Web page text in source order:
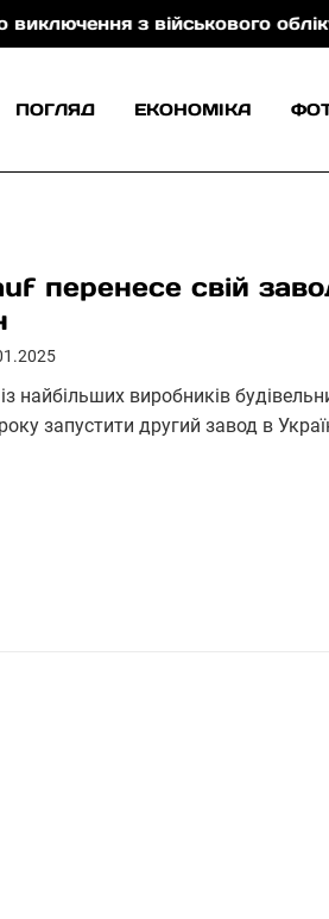
з військового обліку (фото)
ПОГЛЯД ЕКОНОМІКА
перенесе свій
найбільших виробників
запустити другий завод в